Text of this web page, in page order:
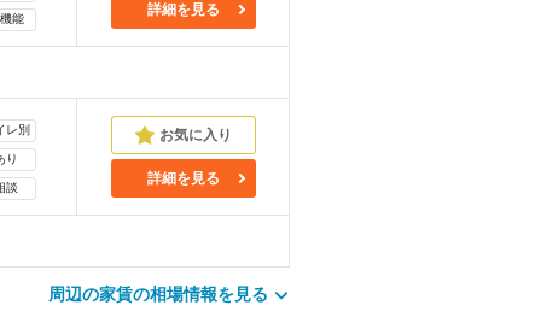
能
詳細を見る
レ別
り
談
詳細を見る
周辺の家賃の相場情報を見る